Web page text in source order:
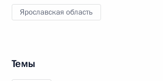
Ярославская область
Темы